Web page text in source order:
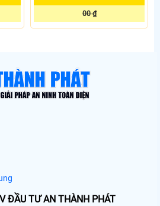
00 ₫
ĐẦU TƯ AN THÀNH PHÁT